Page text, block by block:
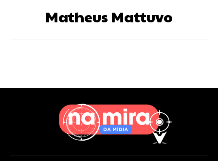
Matheus Mattuvo